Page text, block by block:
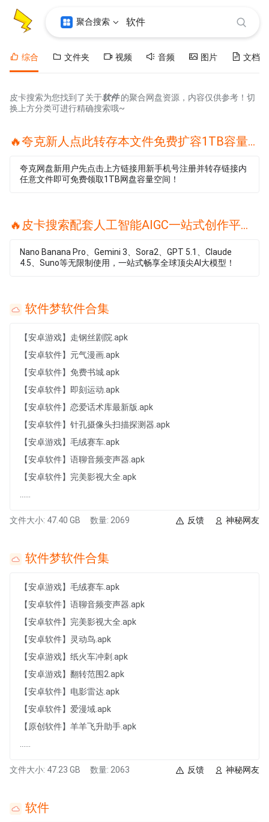
聚合搜索
综合 文件夹 视频 音频 图片 文档
皮卡搜索为您找到了关于软件的聚合网盘资源，内容仅供参考！切
换上方分类可进行精确搜索哦~
🔥夸克新人点此转存本文件免费扩容1TB容量🔥
夸克网盘新用户先点击上方链接用新手机号注册并转存链接内
任意文件即可免费领取1TB网盘容量空间！
🔥皮卡搜索配套人工智能AIGC一站式创作平台🔥
Nano Banana Pro、Gemini 3、Sora2、GPT 5.1、Claude
4.5、Suno等无限制使用，一站式畅享全球顶尖AI大模型！
软件梦软件合集
【安卓游戏】走钢丝剧院.apk
【安卓软件】元气漫画.apk
【安卓软件】免费书城.apk
【安卓软件】即刻运动.apk
【安卓软件】恋爱话术库最新版.apk
【安卓软件】针孔摄像头扫描探测器.apk
【安卓游戏】毛绒赛车.apk
【安卓软件】语聊音频变声器.apk
【安卓软件】完美影视大全.apk
文件大小: 47.40 GB 数量: 2069 神秘网友
反馈
软件梦软件合集
【安卓游戏】毛绒赛车.apk
【安卓软件】语聊音频变声器.apk
【安卓软件】完美影视大全.apk
【安卓软件】灵动鸟.apk
【安卓游戏】纸火车冲刺.apk
【安卓游戏】翻转范围2.apk
【安卓软件】电影雷达.apk
【安卓软件】爱漫域.apk
【原创软件】羊羊飞升助手.apk
文件大小: 47.23 GB 数量: 2063 神秘网友
反馈
软件